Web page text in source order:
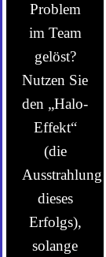
Problem
im Team
gelöst?
Nutzen Sie
den „Halo-
Effekt“
(die
Ausstrahlung
dieses
Erfolgs),
solange